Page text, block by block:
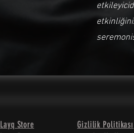
Layq Store
Gizlilik Politikası